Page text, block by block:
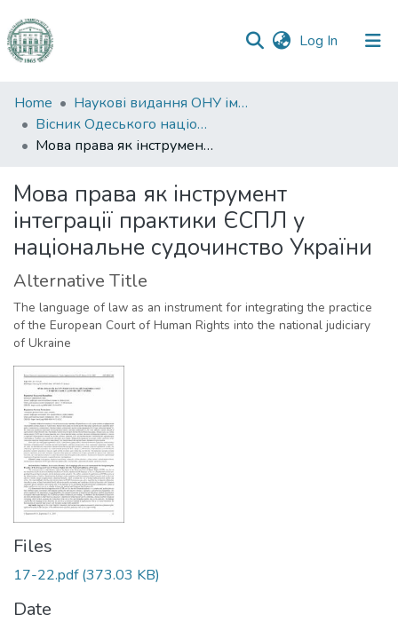
Log In (current)
Communities
&
Collections
Statistics
Home
Наукові видання ОНУ імені І. І. Мечникова
Вісник Одеського національного університету. Правознавство
Мова права як інструмент інтеграції практики ЄСПЛ у національне судочинство України
Мова права як інструмент
інтеграції практики ЄСПЛ у
національне судочинство України
Alternative Title
The language of law as an instrument for integrating the practice
of the European Court of Human Rights into the national judiciary
of Ukraine
Files
17-22.pdf(373.03 KB)
Date